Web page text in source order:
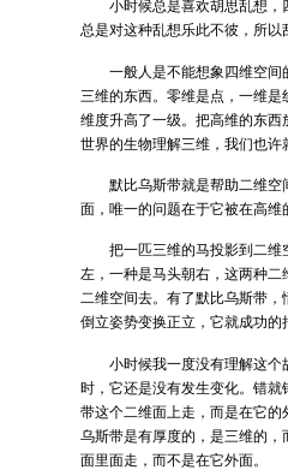
小时候总是喜欢胡思乱想
总是对这种乱想乐此不彼，所以
一般人是不能想象四维空
三维的东西。零维是点，一维
维度升高了一级。把高维的东
世界的生物理解三维，我们也许
默比乌斯带就是帮助二维
面，唯一的问题在于它被在高维
把一匹三维的马投影到二
左，一种是马头朝右，这两种
二维空间去。有了默比乌斯带
倒立姿势变换正立，它就成功的
小时候我一度没有理解这
时，它还是没有发生变化。错
带这个二维面上走，而是在它
乌斯带是有厚度的，是三维的
面里面走，而不是在它外面。